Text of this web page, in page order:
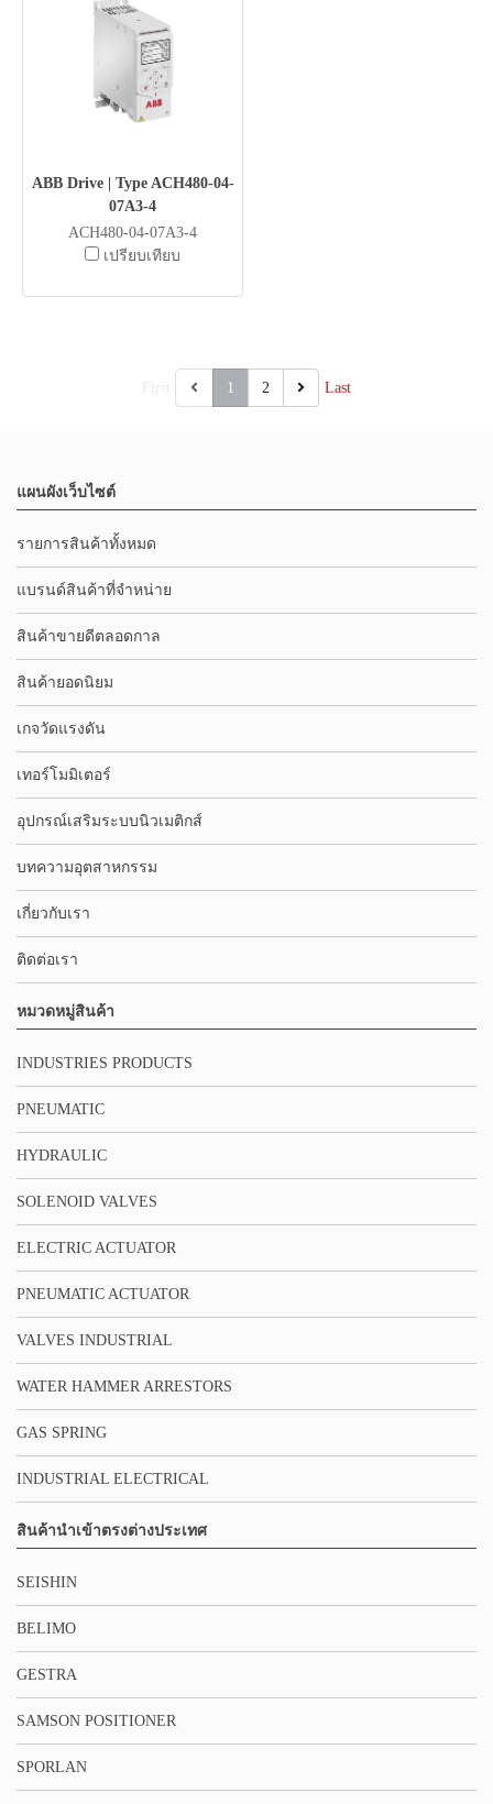
ABB Drive | Type ACH480-04-
07A3-4
ACH480-04-07A3-4
เปรียบเทียบ
1 2 Last
แผนผังเว็บไซต์
รายการสินค้าทั้งหมด
แบรนด์สินค้าที่จำหน่าย
สินค้าขายดีตลอดกาล
สินค้ายอดนิยม
เกจวัดแรงดัน
เทอร์โมมิเตอร์
อุปกรณ์เสริมระบบนิวเมติกส์
บทความอุตสาหกรรม
เกี่ยวกับเรา
ติดต่อเรา
หมวดหมู่สินค้า
INDUSTRIES PRODUCTS
PNEUMATIC
HYDRAULIC
SOLENOID VALVES
ELECTRIC ACTUATOR
PNEUMATIC ACTUATOR
VALVES INDUSTRIAL
WATER HAMMER ARRESTORS
GAS SPRING
INDUSTRIAL ELECTRICAL
สินค้านำเข้าตรงต่างประเทศ
SEISHIN
BELIMO
GESTRA
SAMSON POSITIONER
SPORLAN